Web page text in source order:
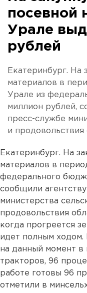
посевной
Урале
рублей
Екатеринбург. На
материалов в
Урале из
миллион рублей,
пресс-службе
и продовольствия
Екатеринбург. На
материалов в
федерального
сообщили
министерства
продовольствия
когда прогреется
идет полным ходом.
на данный момент в
тракторов, 96
работе готовы 96
отметили в